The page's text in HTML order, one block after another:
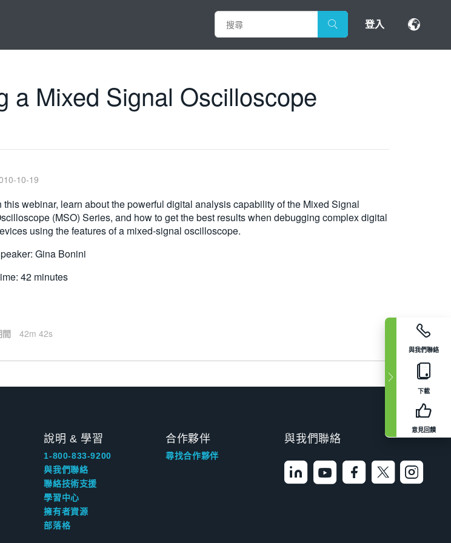
登入
與我們聯絡
下載
意見回饋
a Mixed Signal Oscilloscope
10-19
this webinar, learn about the powerful digital analysis capability of the Mixed Signal
(MSO) Series, and how to get the best results when debugging complex digital
using the features of a mixed-signal oscilloscope.
Gina Bonini
42 minutes
間 42m 42s
說明 & 學習
1-800-833-9200
與我們聯絡
聯絡技術支援
學習中心
擁有者資源
部落格
合作夥伴
尋找合作夥伴
與我們聯絡